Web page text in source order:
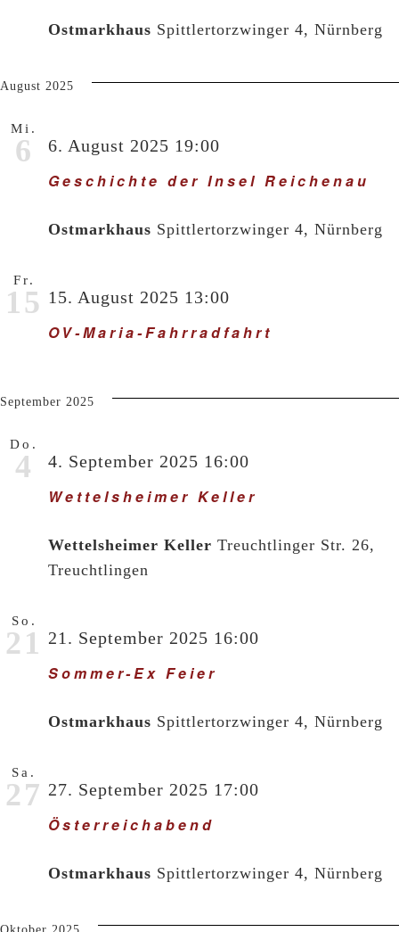
Ostmarkhaus Spittlertorzwinger 4, Nürnberg
August 2025
Mi.
6
Geschichte der Insel Reichenau
6. August 2025 19:00
Ostmarkhaus Spittlertorzwinger 4, Nürnberg
Fr.
15
OV-Maria-Fahrradfahrt
15. August 2025 13:00
September 2025
Do.
4
Wettelsheimer Keller
4. September 2025 16:00
Wettelsheimer Keller Treuchtlinger Str. 26,
Treuchtlingen
So.
21
Sommer-Ex Feier
21. September 2025 16:00
Ostmarkhaus Spittlertorzwinger 4, Nürnberg
Sa.
27
Österreichabend
27. September 2025 17:00
Ostmarkhaus Spittlertorzwinger 4, Nürnberg